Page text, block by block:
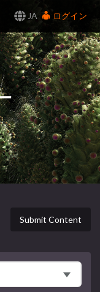
JA
ログイン
Submit Content